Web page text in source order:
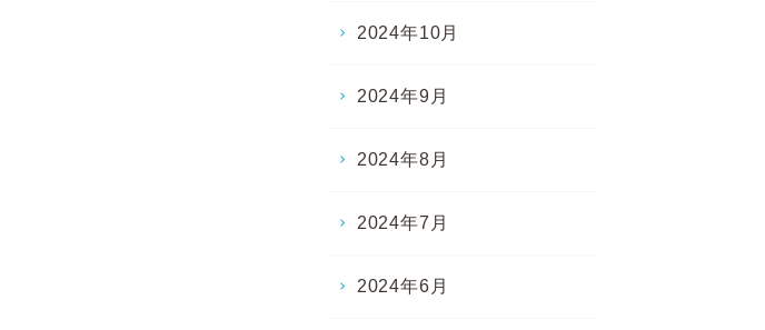
2024年10月
2024年9月
2024年8月
2024年7月
2024年6月